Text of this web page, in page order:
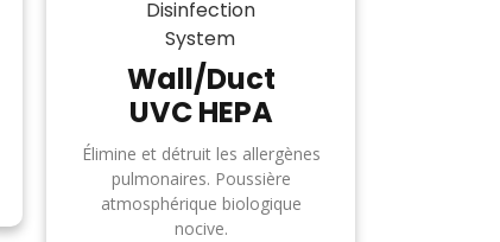
Wall/Duct
UVC HEPA
Élimine et détruit les allergènes
pulmonaires. Poussière
atmosphérique biologique
nocive.